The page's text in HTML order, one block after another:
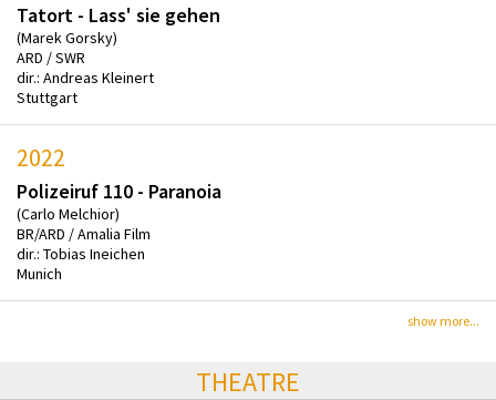
Tatort - Lass' sie gehen
(Marek Gorsky)
ARD / SWR
dir.: Andreas Kleinert
Stuttgart
2022
Polizeiruf 110 - Paranoia
(Carlo Melchior)
BR/ARD / Amalia Film
dir.: Tobias Ineichen
Munich
show more...
THEATRE